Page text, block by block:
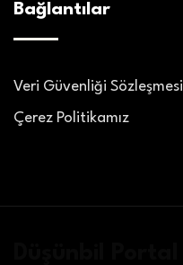
Bağlantılar
Veri Güvenliği Sözleşmesi
Çerez Politikamız